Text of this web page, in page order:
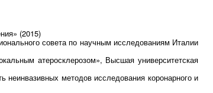
(2015)
совета по научным исследованиям Италии
атеросклерозом», Высшая университетская
неинвазивных методов исследования коронарного и